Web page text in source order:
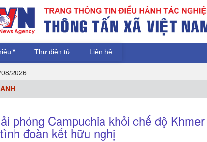
Thư điện tử Liên hệ
2026
phóng Campuchia khỏi chế độ
đoàn kết hữu nghị